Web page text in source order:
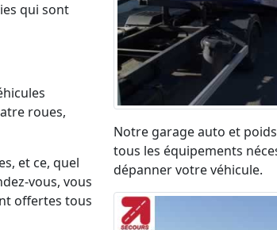
qui sont
roues,
et ce, quel
vous, vous
offertes tous
Notre garage auto et
tous les équipements
dépanner votre véhicule.